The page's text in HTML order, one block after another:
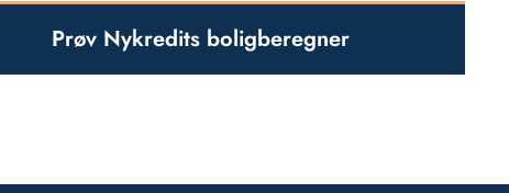
Prøv Nykredits boligberegner